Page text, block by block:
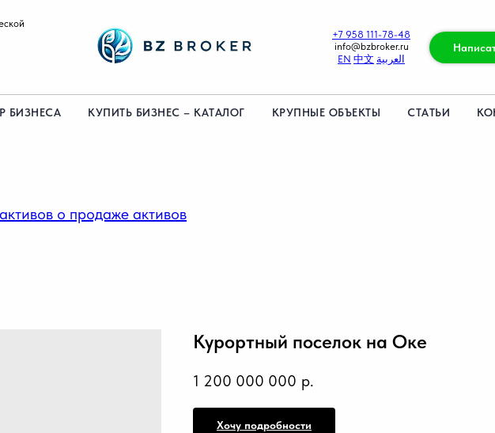
+7 958 111-78-48
info@bzbroker.ru
EN 中文 العربية
БИЗНЕСА КУПИТЬ БИЗНЕС – КАТАЛОГ КРУПНЫЕ ОБЪЕКТЫ СТАТЬИ
о продаже активов
Курортный поселок на Оке
1 200 000 000 р.
Хочу подробности